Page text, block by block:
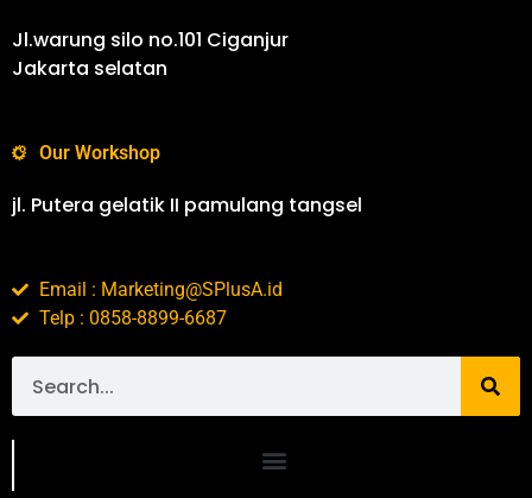
Jl.warung silo no.101 Ciganjur
Jakarta selatan
Our Workshop
jl. Putera gelatik II pamulang tangsel
Email : Marketing@SPlusA.id
Telp : 0858-8899-6687